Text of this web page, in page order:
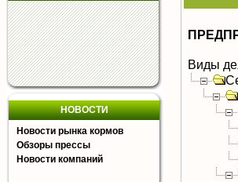
НОВОСТИ
Новости рынка кормов
Обзоры прессы
Новости компаний
Виды